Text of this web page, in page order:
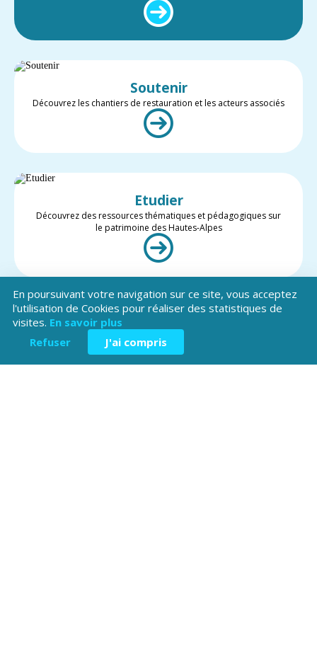
Soutenir
Découvrez les chantiers de restauration et les acteurs associés
Etudier
Découvrez des ressources thématiques et pédagogiques sur
le patrimoine des Hautes-Alpes
Valoriser
Restez informé des projets et des actualités du patrimoine des
Hautes-Alpes
En poursuivant votre navigation sur ce site, vous acceptez
l'utilisation de Cookies pour réaliser des statistiques de
visites. En savoir plus
Refuser
J'ai compris